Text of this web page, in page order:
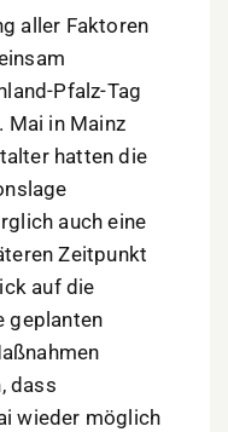
aller Faktoren
Pfalz-Tag
Mai in Mainz
hatten die
auch eine
Zeitpunkt
auf die
geplanten
dass
wieder möglich